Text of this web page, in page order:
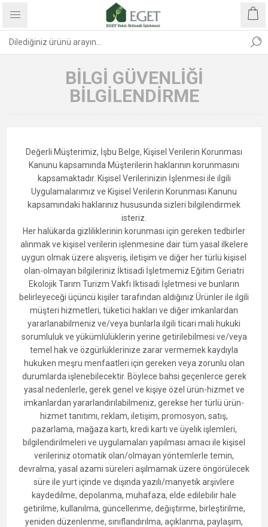
BILGI GÜVENLIĞI
BILGILENDIRME
Değerli Müşterimiz, İşbu Belge, Kişisel Verilerin Korunması
Kanunu kapsamında Müşterilerin haklarının korunmasını
kapsamaktadır. Kişisel Verilerinizin İşlenmesi ile ilgili
Uygulamalarımız ve Kişisel Verilerin Korunması Kanunu
kapsamındaki haklarınız hususunda sizleri bilgilendirmek
isteriz.
Her halükarda gizliliklerinin korunması için gereken tedbirler
alınmak ve kişisel verilerin işlenmesine dair tüm yasal ilkelere
uygun olmak üzere alışveriş, iletişim ve diğer her türlü kişisel
olan-olmayan bilgileriniz İktisadi İşletmemiz Eğitim Geriatri
Ekolojik Tarım Turizm Vakfı İktisadi İşletmesi ve bunların
belirleyeceği üçüncü kişiler tarafından aldığınız Ürünler ile ilgili
müşteri hizmetleri, tüketici hakları ve diğer imkanlardan
yararlanabilmeniz ve/veya bunlarla ilgili ticari mali hukuki
sorumluluk ve yükümlülüklerin yerine getirilebilmesi ve/veya
temel hak ve özgürlüklerinize zarar vermemek kaydıyla
hukuken meşru menfaatleri için gereken veya zorunlu olan
durumlarda işlenebilecektir. Böylece bahsi geçenlerce gerek
yasal nedenlerle, gerek genel ve kişiye özel ürün-hizmet ve
imkanlardan yararlandırılabilmeniz, gerekse her türlü ürün-
hizmet tanıtımı, reklam, iletişim, promosyon, satış,
pazarlama, mağaza kartı, kredi kartı ve üyelik işlemleri,
bilgilendirilmeleri ve uygulamaları yapılması amacı ile kişisel
verileriniz otomatik olan/olmayan yöntemlerle temin,
devralma, yasal azami süreleri aşılmamak üzere öngörülecek
süre ile yurt içinde ve dışında yazılı/manyetik arşivlere
kaydedilme, depolanma, muhafaza, elde edilebilir hale
getirilme, kullanılma, güncellenme, değiştirme, birleştirilme,
yeniden düzenlenme, sınıflandırılma, açıklanma, paylaşım,